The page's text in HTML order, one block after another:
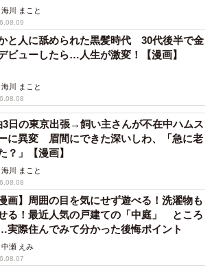
ぬ申し出【漫画】
海川 まこと
と人に舐められた黒髪時代 30代後半で金
ビューしたら…人生が激変！【漫画】
海川 まこと
3日の東京出張→飼い主さんが不在中ハムス
に異変 眉間にできた深いしわ、「急に老
？」【漫画】
海川 まこと
漫画】周囲の目を気にせず遊べる！洗濯物も
る！最近人気の戸建ての「中庭」 ところ
実際住んでみて分かった後悔ポイント
中瀬 えみ